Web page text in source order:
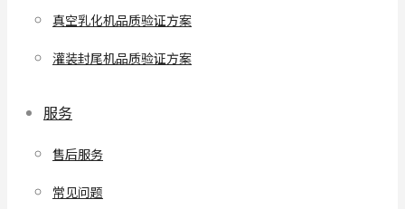
真空乳化机品质验证方案
灌装封尾机品质验证方案
服务
售后服务
常见问题